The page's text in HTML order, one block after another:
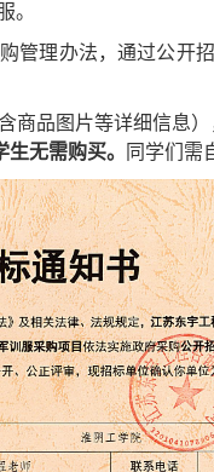
。
管理办法，通过公开
商品图片等详细信息
生无需购买。 同学们 需